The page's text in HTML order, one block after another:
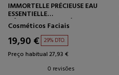
IMMORTELLE PRÉCIEUSE EAU
ESSENTIELLE
TÔNICO PREPARATÓRIO PARA
A PELE
Cosméticos Faciais
19,90 € 29% DTO.
Preço habitual 27,93 €
0 revisões